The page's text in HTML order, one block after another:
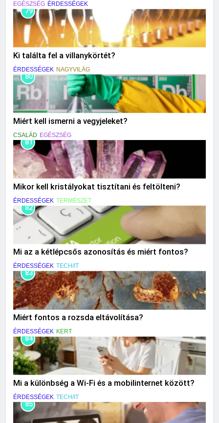
EGÉSZSÉG ÉRDESSÉGEK
79
Ki találta fel a villanykörtét?
ÉRDESSÉGEK NAGYVILÁG
80
Miért kell ismerni a vegyjeleket?
CSALÁD EGÉSZSÉG
81
Mikor kell kristályokat tisztítani és feltölteni?
ÉRDESSÉGEK TERMÉSZET
82
Mi az a kétlépcsős azonosítás és miért fontos?
ÉRDESSÉGEK TECH/IT
83
Miért fontos a rozsda eltávolítása?
ÉRDESSÉGEK KERT
84
Mi a különbség a Wi-Fi és a mobilinternet között?
ÉRDESSÉGEK TECH/IT
85